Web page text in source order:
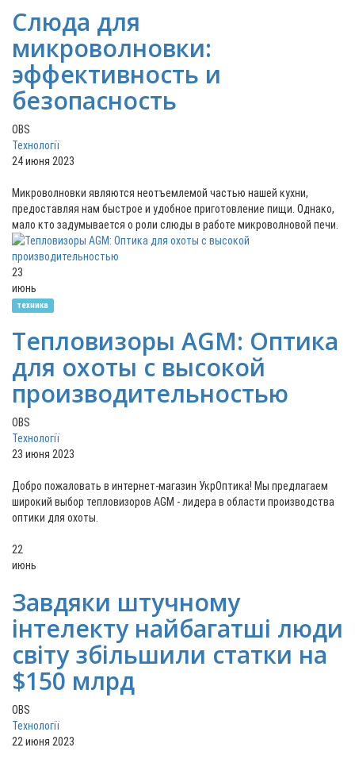
Слюда для
микроволновки:
эффективность и
безопасность
OBS
Технології
24 июня 2023
Микроволновки являются неотъемлемой частью нашей кухни,
предоставляя нам быстрое и удобное приготовление пищи. Однако,
мало кто задумывается о роли слюды в работе микроволновой печи.
23
июнь
техника
Тепловизоры AGM: Оптика
для охоты с высокой
производительностью
OBS
Технології
23 июня 2023
Добро пожаловать в интернет-магазин УкрОптика! Мы предлагаем
широкий выбор тепловизоров AGM - лидера в области производства
оптики для охоты.
22
июнь
Завдяки штучному
інтелекту найбагатші люди
світу збільшили статки на
$150 млрд
OBS
Технології
22 июня 2023